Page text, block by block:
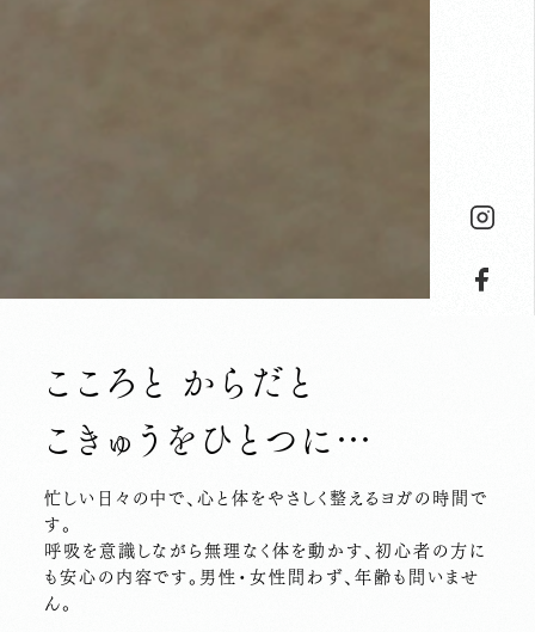
こころと からだと
こきゅうをひとつに…
忙しい日々の中で、心と体をやさしく整えるヨガの時間で
す。
呼吸を意識しながら無理なく体を動かす、初心者の方に
も安心の内容です。男性・女性問わず、年齢も問いませ
ん。